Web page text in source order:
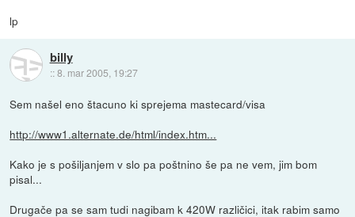
lp
billy
::8. mar 2005, 19:27
Sem našel eno štacuno ki sprejema mastecard/visa
http://www1.alternate.de/html/index.htm...
Kako je s pošiljanjem v slo pa poštnino še pa ne vem, jim bom
pisal...
Drugače pa se sam tudi nagibam k 420W različici, itak rabim samo